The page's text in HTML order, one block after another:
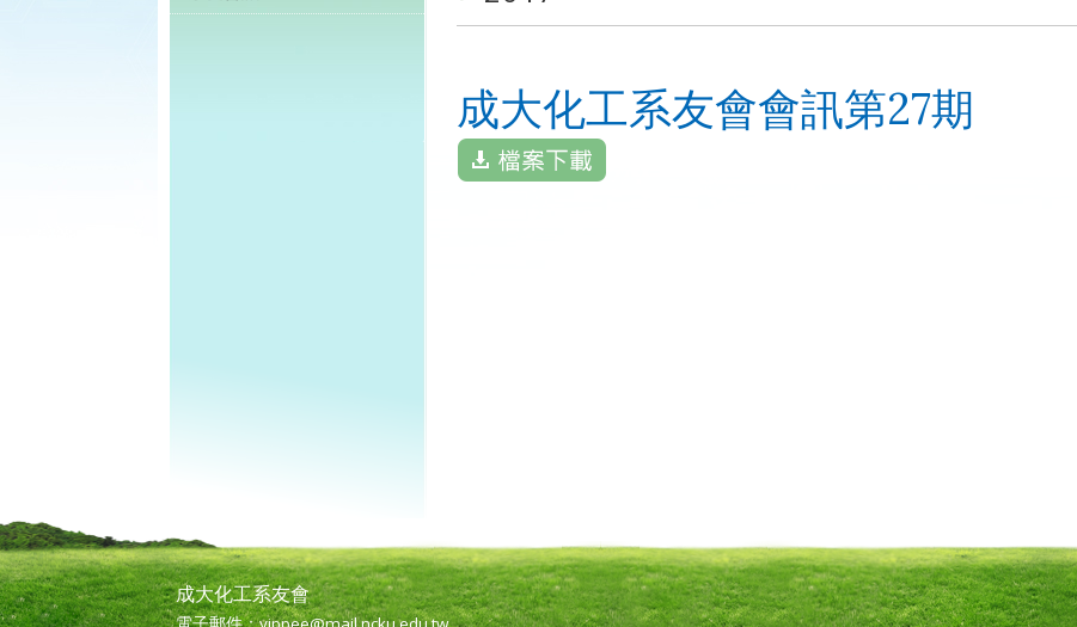
成大化工系友會會訊第27期
成大化工系友會